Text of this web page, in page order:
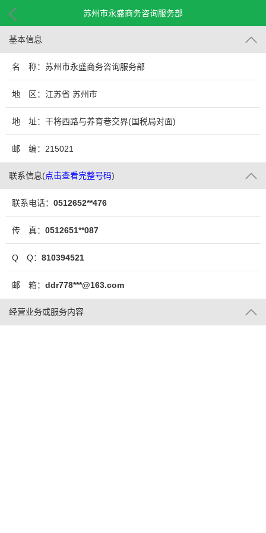
苏州市永盛商务咨询服务部
基本信息
名 称：苏州市永盛商务咨询服务部
地 区：江苏省 苏州市
地 址：干将西路与养育巷交界(国税局对面)
邮 编：215021
联系信息(点击查看完整号码)
联系电话： 0512652**476
传 真： 0512651**087
Q Q： 810394521
邮 箱： ddr778***@163.com
经营业务或服务内容